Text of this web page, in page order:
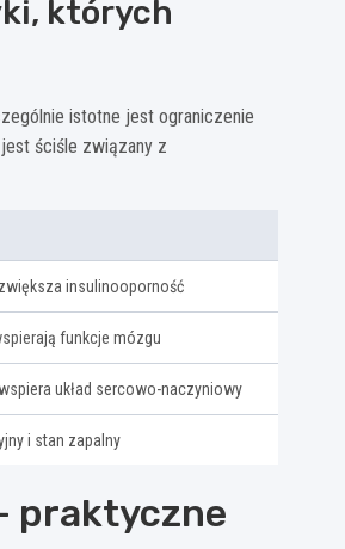
których
istotne jest ograniczenie
ściśle związany z
insulinooporność
funkcje mózgu
układ sercowo-naczyniowy
i stan zapalny
praktyczne